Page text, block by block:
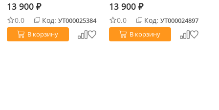
13 900 ₽
0.0 Код: УТ000025384
В корзину
13 900 ₽
0.0 Код: УТ000024897
В корзину